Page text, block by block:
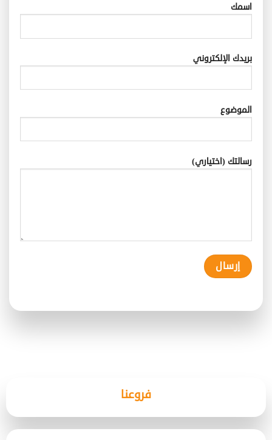
اسمك
بريدك الإلكتروني
الموضوع
رسالتك (اختياري)
فروعنا